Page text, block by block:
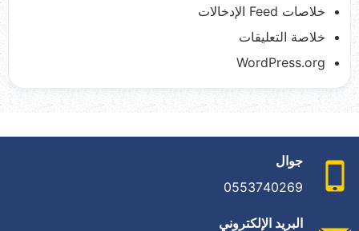
خلاصات Feed الإدخالات
خلاصة التعليقات
WordPress.org
جوال
0553740269
البريد الإلكتروني